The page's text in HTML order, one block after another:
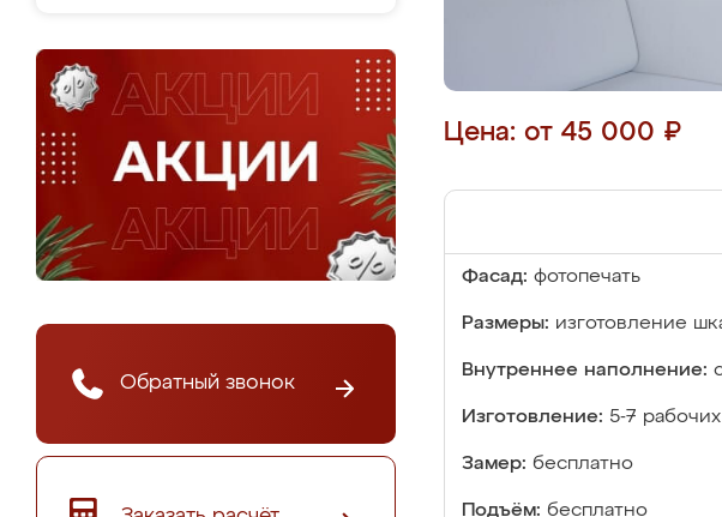
Обратный звонок
Цена: от 45 000 ₽
Фасад: фотопечать
Размеры: изготовление
Внутреннее наполнение:
Изготовление: 5-7
Замер: бесплатно
Подъём: бесплатно